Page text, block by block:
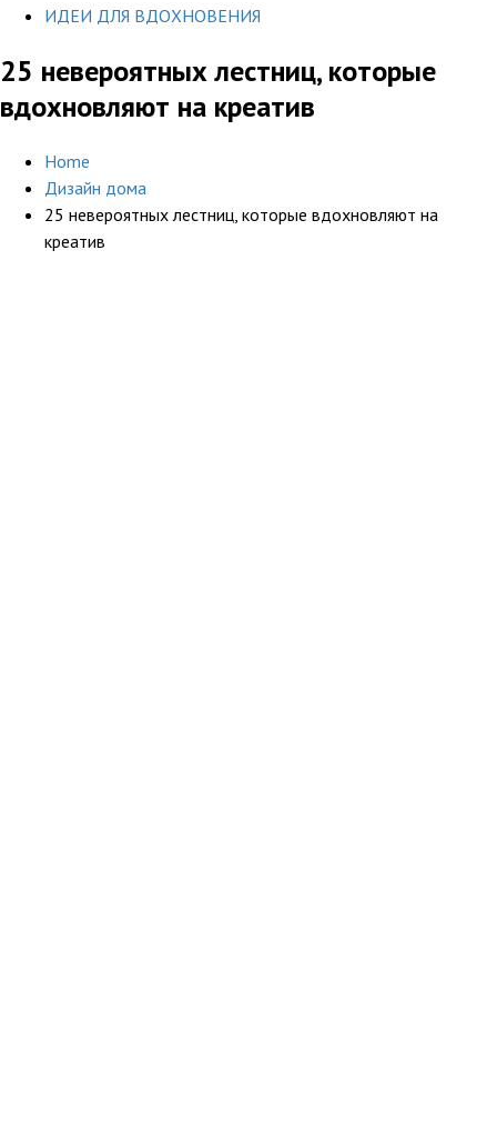
ИДЕИ ДЛЯ ВДОХНОВЕНИЯ
25 невероятных лестниц, которые
вдохновляют на креатив
Home
Дизайн дома
25 невероятных лестниц, которые вдохновляют на
креатив